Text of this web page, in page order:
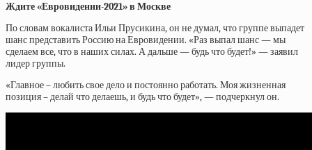
Ждите «Евровидении-2021» в Москве
По словам вокалиста Ильи Прусикина, он не думал, что группе выпадет
шанс представить Россию на Евровидении. «Раз выпал шанс — мы
сделаем все, что в наших силах. А дальше — будь что будет!» — заявил
лидер группы.
«Главное – любить свое дело и постоянно работать. Моя жизненная
позиция – делай что делаешь, и будь что будет», — подчеркнул он.